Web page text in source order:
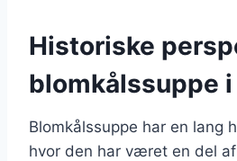
Historiske
blomkålssuppe i
Blomkålssuppe har en lang
hvor den har været en del